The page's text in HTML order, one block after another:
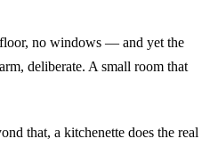
no windows — and yet the
deliberate. A small room that
that, a kitchenette does the real